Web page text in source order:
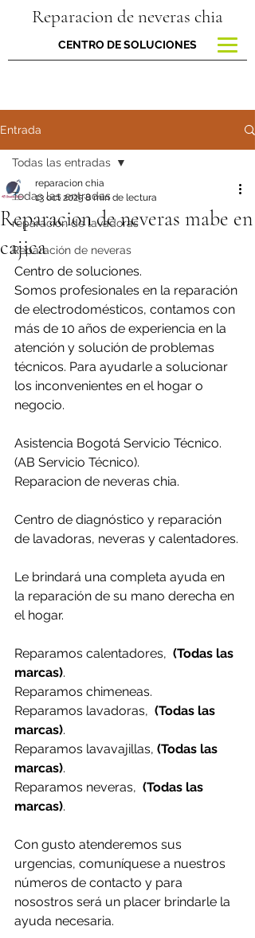
Reparacion de neveras chia
CENTRO DE SOLUCIONES
Entrada
Todas las entradas
reparacion de lavadoras
Reparación de neveras
Todas las entradas
Reparacion de neveras mabe en
cajica
reparacion chia
13 oct 20258 min de lectura
Centro de soluciones.
Somos profesionales en la reparación
de electrodomésticos, contamos con
más de 10 años de experiencia en la
atención y solución de problemas
técnicos. Para ayudarle a solucionar
los inconvenientes en el hogar o
negocio.
Asistencia Bogotá Servicio Técnico.
(AB Servicio Técnico).
Reparacion de neveras chia.
Centro de diagnóstico y reparación
de lavadoras, neveras y calentadores.
Le brindará una completa ayuda en
la reparación de su mano derecha en
el hogar.
Reparamos calentadores, (Todas las
marcas).
Reparamos chimeneas.
Reparamos lavadoras, (Todas las
marcas).
Reparamos lavavajillas, (Todas las
marcas).
Reparamos neveras, (Todas las
marcas).
Con gusto atenderemos sus
urgencias, comuníquese a nuestros
números de contacto y para
nosostros será un placer brindarle la
ayuda necesaria.